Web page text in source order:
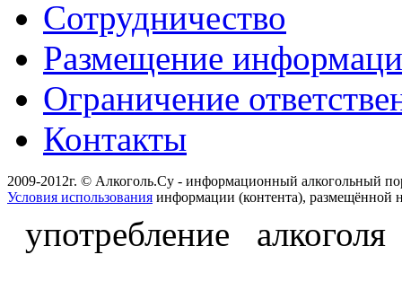
Сотрудничество
Размещение
Ограничение
Контакты
2009-2012г. © Алкоголь.Су - информационный алкогольный
Условия использования информации (контента), размещённой
употребление